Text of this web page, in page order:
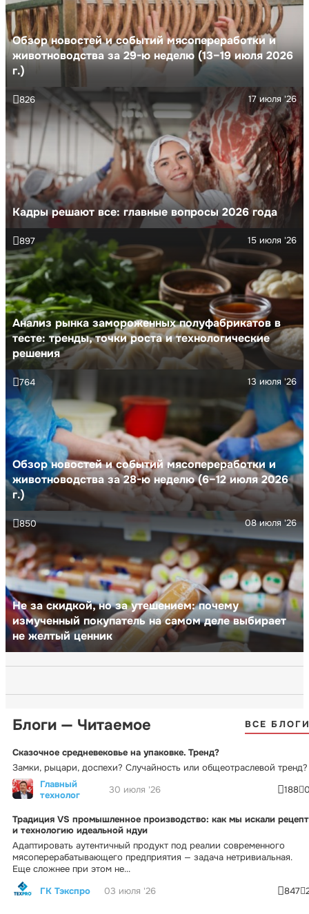
Обзор новостей и событий мясопереработки и
животноводства за 29-ю неделю (13–19 июля 2026
г.)
Кадры решают все: главные вопросы 2026 года
17 июля '26
826
Анализ рынка замороженных полуфабрикатов в
тесте: тренды, точки роста и технологические
решения
15 июля '26
897
Обзор новостей и событий мясопереработки и
животноводства за 28-ю неделю (6–12 июля 2026
г.)
13 июля '26
764
Не за скидкой, но за утешением: почему
измученный покупатель на самом деле выбирает
не желтый ценник
08 июля '26
850
Блоги — Читаемое ВСЕ
Сказочное средневековье на упаковке. Тренд?
Замки, рыцари, доспехи? Случайность или общеотраслевой тренд?
Главный
технолог
30 июля '26 188
Традиция VS промышленное производство: как мы искали рецепт
и технологию идеальной ндуи
Адаптировать аутентичный продукт под реалии современного
мясоперерабатывающего предприятия — задача нетривиальная.
Еще сложнее при этом не...
ГК Тэкспро
03 июля '26 847